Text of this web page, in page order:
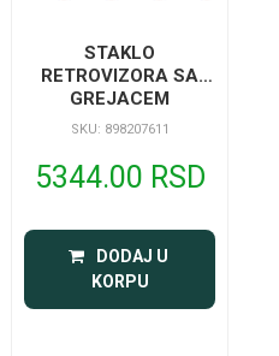
STAKLO
RETROVIZORA SA
GREJACEM
SKU: 898207611
5344.00 RSD
DODAJ U
KORPU